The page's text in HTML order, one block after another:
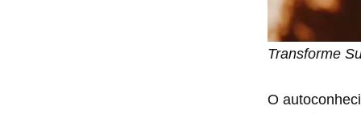
Transforme
O